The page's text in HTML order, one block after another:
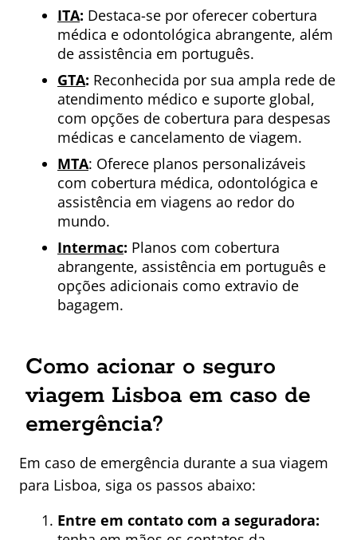
ITA: Destaca-se por oferecer cobertura
médica e odontológica abrangente, além
de assistência em português.
GTA: Reconhecida por sua ampla rede de
atendimento médico e suporte global,
com opções de cobertura para despesas
médicas e cancelamento de viagem.
MTA: Oferece planos personalizáveis
com cobertura médica, odontológica e
assistência em viagens ao redor do
mundo.
Intermac: Planos com cobertura
abrangente, assistência em português e
opções adicionais como extravio de
bagagem.
Como acionar o seguro
viagem Lisboa em caso de
emergência?
Em caso de emergência durante a sua viagem
para Lisboa, siga os passos abaixo:
Entre em contato com a seguradora: